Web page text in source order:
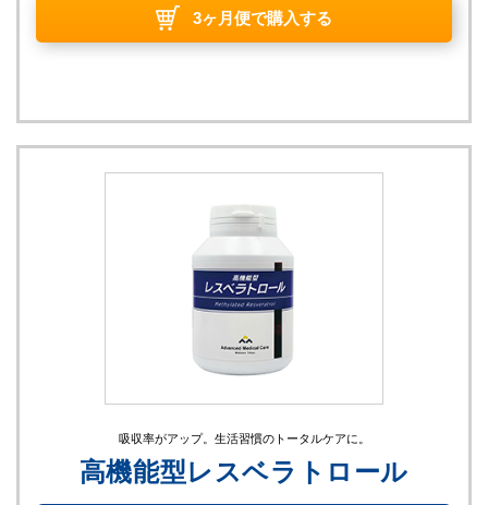
3ヶ月便で購入する
吸収率がアップ。生活習慣のトータルケアに。
高機能型レスベラトロール